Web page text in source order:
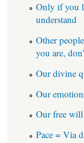
Only if you
understand
Other
you are,
Our divine
Our
Our free
Pace = Via